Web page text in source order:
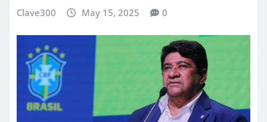
Clave300 May 15, 2025 0